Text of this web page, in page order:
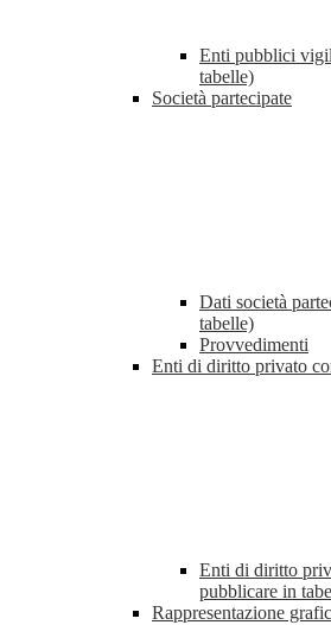
Enti pubblici
tabelle)
Società partecipate
Dati società
tabelle)
Provvedimenti
Enti di diritto privato
Enti di diritto
pubblicare in
Rappresentazione